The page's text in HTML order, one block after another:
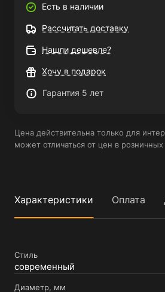
Есть в наличии
Рассчитать доставку
Нашли дешевле?
Хочу в подарок
Гарантия 5 лет
Цена действительна только для
может отличаться от цен в розничных
Характеристики Оплата
Стиль
современный
Диаметр, мм